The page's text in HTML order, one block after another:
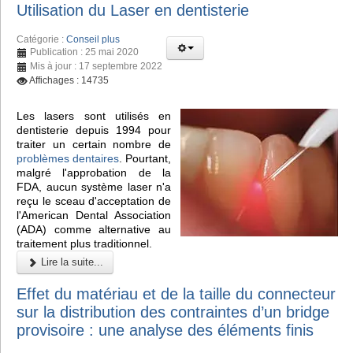
Utilisation du Laser en dentisterie
Catégorie : Conseil plus
Publication : 25 mai 2020
Mis à jour : 17 septembre 2022
Affichages : 14735
Les lasers sont utilisés en
dentisterie depuis 1994 pour
traiter un certain nombre de
problèmes dentaires . Pourtant,
malgré l'approbation de la
FDA, aucun système laser n'a
reçu le sceau d'acceptation de
l'American Dental Association
(ADA) comme alternative au
traitement plus traditionnel.
Lire la suite...
Effet du matériau et de la taille du connecteur
sur la distribution des contraintes d’un bridge
provisoire : une analyse des éléments finis